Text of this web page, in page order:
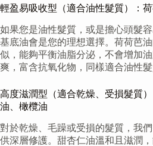
輕盈易吸收型（適合油性髮質）：
如果您是油性髮質，或是擔心頭髮
基底油會是您的理想選擇。荷荷芭
似，能夠平衡油脂分泌，不會增加
爽，富含抗氧化物，同樣適合油性髮
高度滋潤型（適合乾燥、受損髮質
油、橄欖油
對於乾燥、毛躁或受損的髮質，我
供深層修護。甜杏仁油溫和且滋潤